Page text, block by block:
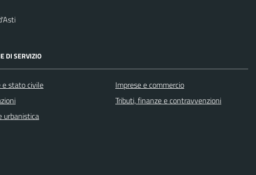
DI SERVIZIO
e stato civile
urbanistica
Imprese e commercio
Tributi, finanze e contravvenzioni